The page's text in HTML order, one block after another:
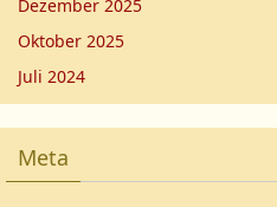
Dezember 2025
Oktober 2025
Juli 2024
Meta